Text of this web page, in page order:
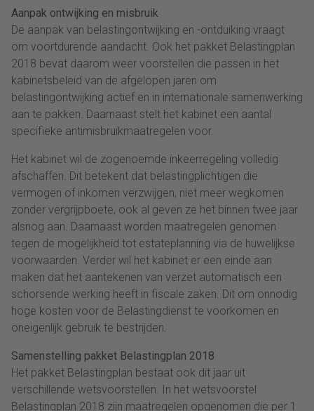
Aanpak ontwijking en misbruik
De aanpak van belastingontwijking en -ontduiking vraagt
om voortdurende aandacht. Ook het pakket Belastingplan
2018 bevat daarom weer voorstellen die passen in het
kabinetsbeleid van de afgelopen jaren om
belastingontwijking actief en in internationale samenwerking
aan te pakken. Daarnaast stelt het kabinet een aantal
specifieke antimisbruikmaatregelen voor.
Het kabinet wil de zogenoemde inkeerregeling volledig
afschaffen. Dit betekent dat belastingplichtigen die
vermogen of inkomen verzwijgen, niet meer wegkomen
zonder vergrijpboete, ook al geven ze het binnen twee jaar
alsnog aan. Daarnaast worden maatregelen genomen
tegen de mogelijkheid tot estateplanning via de huwelijkse
voorwaarden. Verder wil het kabinet er een einde aan
maken dat het aantekenen van verzet automatisch een
schorsende werking heeft in fiscale zaken. Dit om onnodig
hoge kosten voor de Belastingdienst te voorkomen en
oneigenlijk gebruik te bestrijden.
Samenstelling pakket Belastingplan 2018
Het pakket Belastingplan bestaat ook dit jaar uit
verschillende wetsvoorstellen. In het wetsvoorstel
Belastingplan 2018 zijn maatregelen opgenomen die per 1